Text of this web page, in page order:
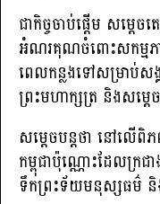
ជាកិច្ចចាប់ផ្ដើម សម្ត
អំណរគុណចំពោះសកម្មភ
ពេលកន្លងទៅសម្រាប់សង្
ព្រះមហាក្សត្រ និងសម្ត
សម្ដេចបន្តថា នៅលើពិ
កម្ពុជាប៉ុណ្ណោះដែលក្រជ
ទឹកព្រះទ័យមនុស្សធម៌ និ